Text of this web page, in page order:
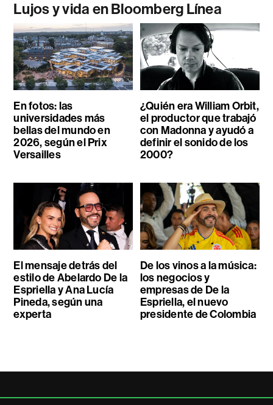
Lujos y vida en Bloomberg Línea
En fotos: las
universidades más
bellas del mundo en
2026, según el Prix
Versailles
¿Quién era William Orbit,
el productor que trabajó
con Madonna y ayudó a
definir el sonido de los
2000?
El mensaje detrás del
estilo de Abelardo De la
Espriella y Ana Lucía
Pineda, según una
experta
De los vinos a la música:
los negocios y
empresas de De la
Espriella, el nuevo
presidente de Colombia